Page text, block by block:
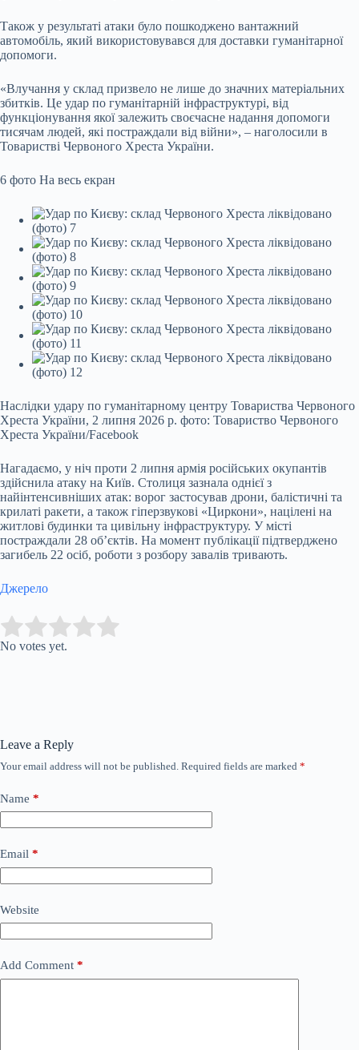
Також у результаті атаки було пошкоджено вантажний
автомобіль, який використовувався для доставки гуманітарної
допомоги.
«Влучання у склад призвело не лише до значних матеріальних
збитків. Це удар по гуманітарній інфраструктурі, від
функціонування якої залежить своєчасне надання допомоги
тисячам людей, які постраждали від війни», – наголосили в
Товаристві Червоного Хреста України.
6 фото На весь екран
Наслідки удару по гуманітарному центру Товариства Червоного
Хреста України, 2 липня 2026 р. фото: Товариство Червоного
Хреста України/Facebook
Нагадаємо, у ніч проти 2 липня армія російських окупантів
здійснила атаку на Київ. Столиця зазнала однієї з
найінтенсивніших атак: ворог застосував дрони, балістичні та
крилаті ракети, а також гіперзвукові «Циркони», націлені на
житлові будинки та цивільну інфраструктуру. У місті
постраждали 28 об’єктів. На момент публікації підтверджено
загибель 22 осіб, роботи з розбору завалів тривають.
Джерело
Rate this item:
No votes yet.
Leave a Reply
Your email address will not be published. Required fields are marked *
Name *
Email *
Website
Add Comment *